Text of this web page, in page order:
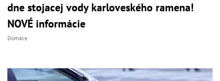
dne stojacej vody karloveského ramena!
NOVÉ informácie
Domáce